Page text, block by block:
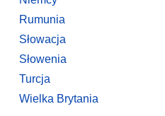
Rumunia
Słowacja
Słowenia
Turcja
Wielka Brytania